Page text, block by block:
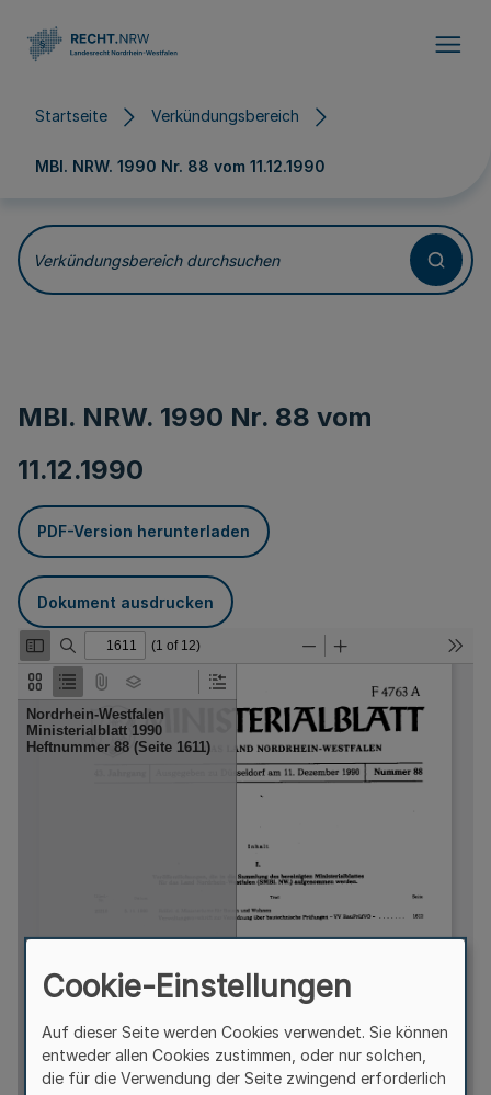
Startseite Verkündungsbereich
MBl. NRW. 1990 Nr. 88 vom 11.12.1990
Verkündungsbereich durchsuchen
MBl. NRW. 1990 Nr. 88 vom
11.12.1990
PDF-Version herunterladen
Dokument ausdrucken
Cookie-Einstellungen
Auf dieser Seite werden Cookies verwendet. Sie können
entweder allen Cookies zustimmen, oder nur solchen,
die für die Verwendung der Seite zwingend erforderlich